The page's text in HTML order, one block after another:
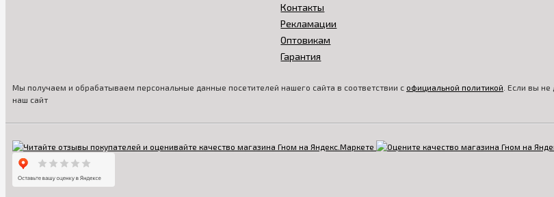
Контакты
Рекламации
Оптовикам
Гарантия
Мы получаем и обрабатываем персональные данные посетителей нашего сайта в соответствии с официальной политикой . Если вы
наш сайт